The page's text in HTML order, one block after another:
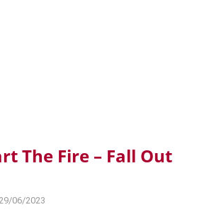
The Fire – Fall Out
29/06/2023